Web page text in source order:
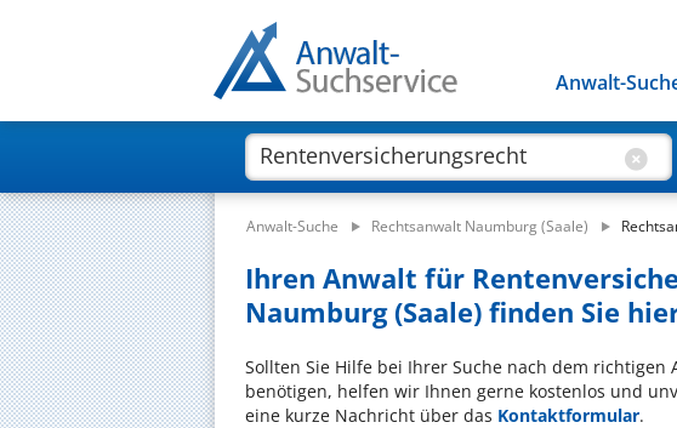
Anwalt-
Anwalt-Suche Rechtsanwalt Naumburg (Saale)
Ihren Anwalt für
Naumburg (Saale) finden Sie
Sollten Sie Hilfe bei Ihrer Suche nach dem
benötigen, helfen wir Ihnen gerne kostenlos und
eine kurze Nachricht über das Kontaktformular.